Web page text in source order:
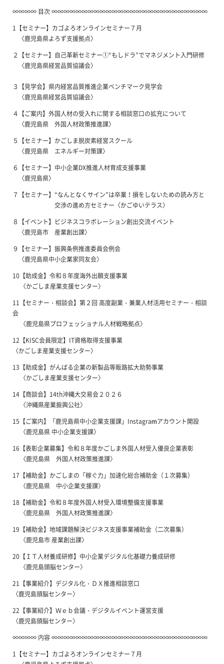
∞∞∞∞ 目次 ∞∞∞∞∞∞∞∞∞∞∞∞∞∞∞∞∞∞∞∞∞∞∞∞∞∞
1【セミナー】カゴよろオンラインセミナー７月
〈鹿児島県よろず支援拠点〉
２【セミナー】自己革新セミナー①“もしドラ”でマネジメント入門研修
〈鹿児島県経営品質協議会〉
３【見学会】県内経営品質推進企業ベンチマーク見学会
〈鹿児島県経営品質協議会〉
４【ご案内】外国人材の受入れに関する相談窓口の拡充について
〈鹿児島県 外国人材政策推進課〉
５【セミナー】かごしま脱炭素経営スクール
〈鹿児島県 エネルギー対策課〉
６【セミナー】中小企業DX推進人材育成支援事業
〈鹿児島県〉
７【セミナー】“なんとなくサイン”は卒業！損をしないための読み方と
交渉の進め方セミナー〈かごゆいテラス〉
８【イベント】ビジネスコラボレーション創出交流イベント
〈鹿児島市 産業創出課〉
９【セミナー】振興条例推進委員会例会
〈鹿児島県中小企業家同友会〉
10【助成金】令和８年度海外出願支援事業
〈かごしま産業支援センター〉
11【セミナー・相談会】第２回 高度副業・兼業人材活用セミナー・相談
会
〈鹿児島県プロフェッショナル人材戦略拠点〉
12【KISC会員限定】IT資格取得支援事業
〈かごしま産業支援センター〉
13【助成金】がんばる企業の新製品等販路拡大助勢事業
〈かごしま産業支援センター〉
14【商談会】14th沖縄大交易会２０２６
〈沖縄県産業振興公社〉
15【ご案内】「鹿児島県中小企業支援課」Instagramアカウント開設
〈鹿児島県 中小企業支援課〉
16【表彰企業募集】令和８年度かごしま外国人材受入優良企業表彰
〈鹿児島県 外国人材政策推進課〉
17【補助金】かごしまの「稼ぐ力」加速化総合補助金（１次募集）
〈鹿児島県 中小企業支援課〉
18【補助金】令和８年度外国人材受入環境整備支援事業
〈鹿児島県 外国人材政策推進課〉
19【補助金】地域課題解決ビジネス支援事業補助金（二次募集）
〈鹿児島市 産業創出課〉
20【ＩＴ人材養成研修】中小企業デジタル化基礎力養成研修
〈鹿児島頭脳センター〉
21【事業紹介】デジタル化・ＤＸ推進相談窓口
〈鹿児島頭脳センター〉
22【事業紹介】Ｗｅｂ会議・デジタルイベント運営支援
〈鹿児島頭脳センター〉
∞∞∞∞ 内容 ∞∞∞∞∞∞∞∞∞∞∞∞∞∞∞∞∞∞∞∞∞∞∞∞∞∞
1【セミナー】カゴよろオンラインセミナー７月